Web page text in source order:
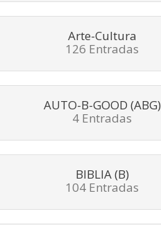
Arte-Cultura
126 Entradas
AUTO-B-GOOD (ABG)
4 Entradas
BIBLIA (B)
104 Entradas